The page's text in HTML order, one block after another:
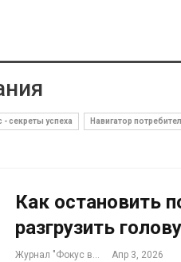
секреты успеха Навигатор
Как остановить
разгрузить голову
Журнал "Фокус внимания" Апр 3, 2026